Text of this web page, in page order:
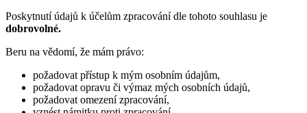
Poskytnutí údajů k účelům zpracování dle tohoto souhlasu je
dobrovolné.
Beru na vědomí, že mám právo:
požadovat přístup k mým osobním údajům,
požadovat opravu či výmaz mých osobních údajů,
požadovat omezení zpracování,